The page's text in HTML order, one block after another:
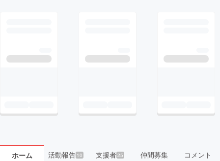
ホーム 活動報告10 支援者25 仲間募集 コメント